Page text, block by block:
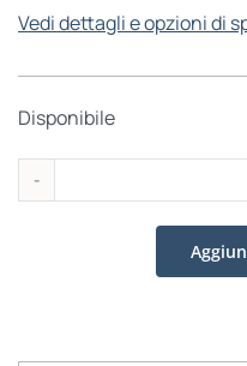
Vedi dettagli e opzioni di
Disponibile